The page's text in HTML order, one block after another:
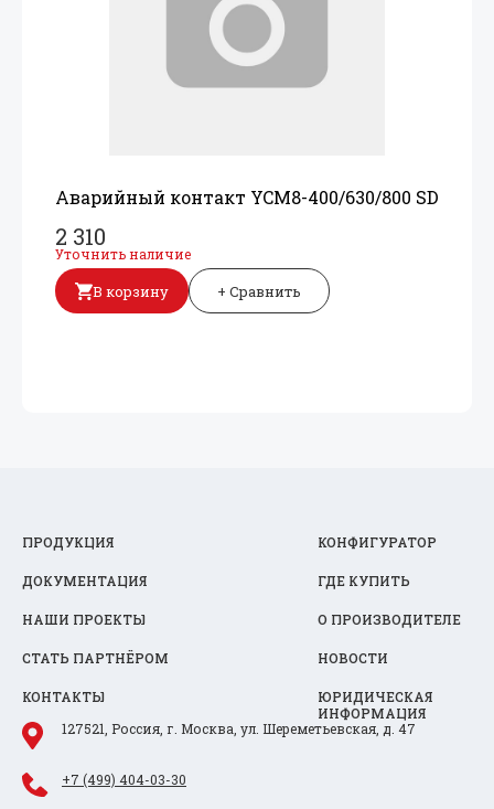
Аварийный контакт YCM8-400/630/800 SD
2 310
Уточнить наличие
В корзину + Сравнить
ПРОДУКЦИЯ КОНФИГУРАТОР
ДОКУМЕНТАЦИЯ ГДЕ КУПИТЬ
НАШИ ПРОЕКТЫ О ПРОИЗВОДИТЕЛЕ
СТАТЬ ПАРТНЁРОМ НОВОСТИ
КОНТАКТЫ
ЮРИДИЧЕСКАЯ
ИНФОРМАЦИЯ
127521, Россия, г. Москва, ул. Шереметьевская, д. 47
+7 (499) 404-03-30